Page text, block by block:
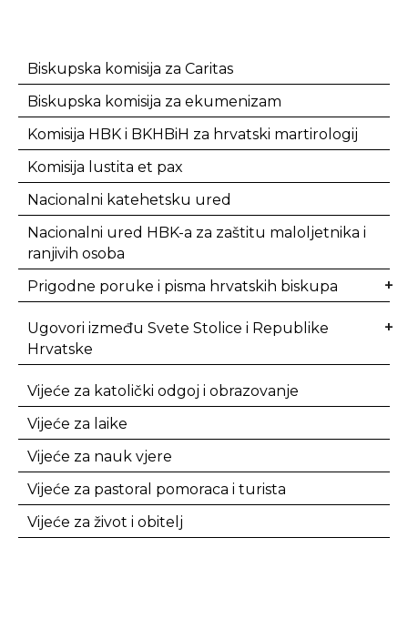
Biskupska komisija za Caritas
Biskupska komisija za ekumenizam
Komisija HBK i BKHBiH za hrvatski martirologij
Komisija lustita et pax
Nacionalni katehetsku ured
Nacionalni ured HBK-a za zaštitu maloljetnika i
ranjivih osoba
Prigodne poruke i pisma hrvatskih biskupa
Ugovori između Svete Stolice i Republike
Hrvatske
Vijeće za katolički odgoj i obrazovanje
Vijeće za laike
Vijeće za nauk vjere
Vijeće za pastoral pomoraca i turista
Vijeće za život i obitelj